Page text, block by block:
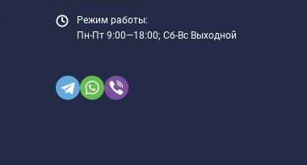
Режим работы:
Пн-Пт 9:00—18:00; Сб-Вс Выходной